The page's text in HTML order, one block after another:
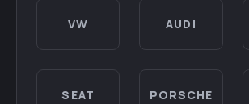
VW AUDI
SEAT PORSCHE